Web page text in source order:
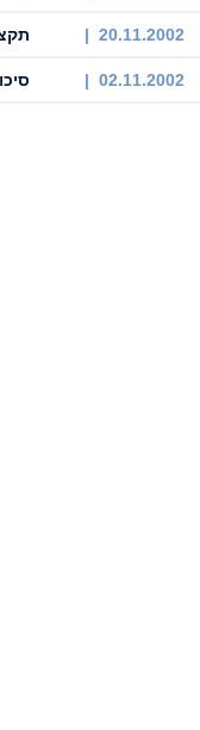
20.11.2002 |
02.11.2002 |